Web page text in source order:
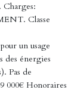
Classe
un usage
des énergies
Pas de
000€ Honoraires